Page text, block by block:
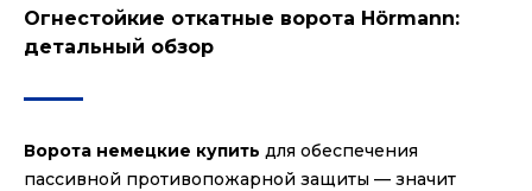
Огнестойкие откатные ворота Hörmann:
детальный обзор
Ворота немецкие купить для обеспечения
пассивной противопожарной защиты — значит